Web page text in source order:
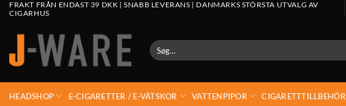
FRAKT FRÅN ENDAST 39 DKK | SNABB LEVERANS | DANMARKS STÖRSTA UTVALG AV
CIGARHUS
Søg
efter:
HEADSHOP E-CIGARETTER / E-VÄTSKOR VATTENPIPOR CIGARETTTILLBEHÖR